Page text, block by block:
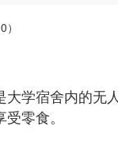
学宿舍内的
零食。